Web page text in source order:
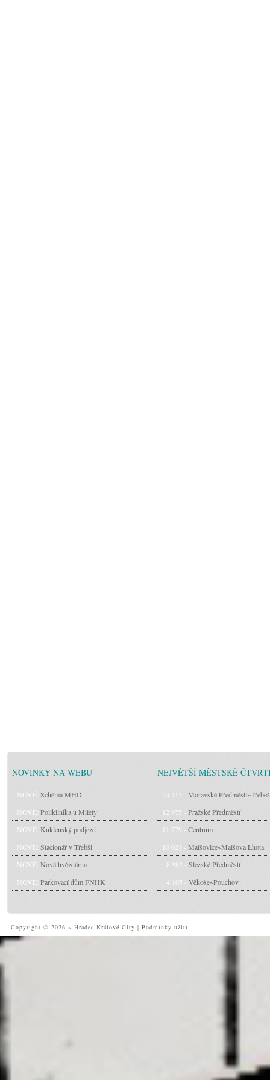
NOVINKY NA WEBU
NOVÉ: Schéma MHD
NOVÉ: Poliklinika u Milety
NOVÉ: Kuklenský podjezd
NOVÉ: Stacionář v Třebši
NOVÉ: Nová hvězdárna
NOVÉ: Parkovací dům FNHK
NEJVĚTŠÍ MĚSTSKÉ
23 413 - Moravské Předměstí~Třebeš
12 975 - Pražské Předměstí
11 779 - Centrum
10 021 - Malšovice~Malšova Lhota
8 982 - Slezské Předměstí
4 105 - Věkoše~Pouchov
Copyright © 2026 ~ Hradec Králové City | Podmínky užití